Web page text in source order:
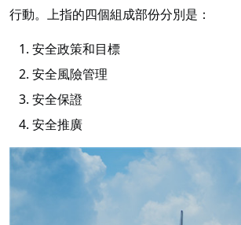
行動。上指的四個組成部份分別是：
1. 安全政策和目標
2. 安全風險管理
3. 安全保證
4. 安全推廣